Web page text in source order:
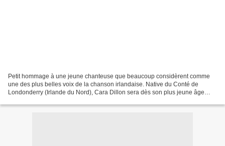
Petit hommage à une jeune chanteuse que beaucoup considèrent comme
une des plus belles voix de la chanson irlandaise. Native du Conté de
Londonderry (Irlande du Nord), Cara Dillon sera dès son plus jeune âge